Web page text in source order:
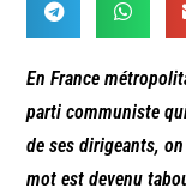
En France
parti communiste
de ses dirigeants,
mot est devenu